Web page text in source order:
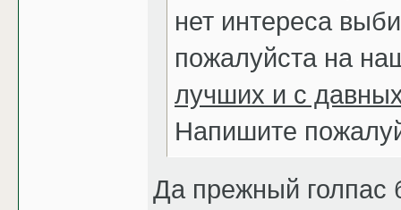
нет интереса
пожалуйста на
лучших и с
Напишите
Да прежный